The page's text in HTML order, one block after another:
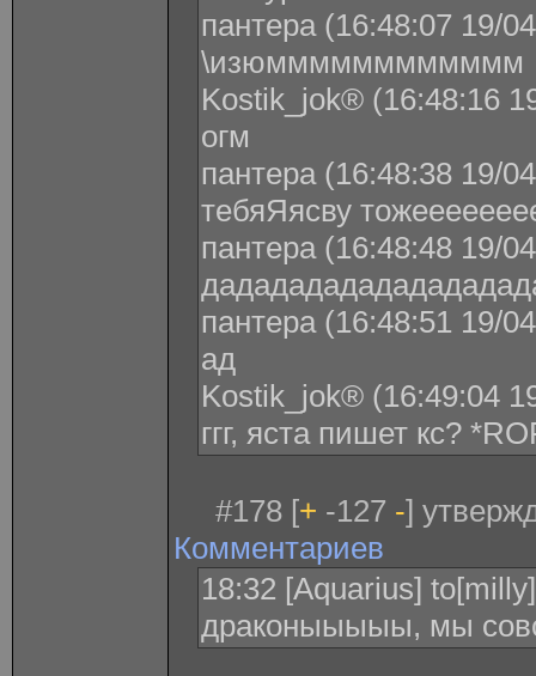
пантера (16:48:07 19/
\изюмммммммммммм
Kostik_jok® (16:48:16
огм
пантера (16:48:38 19/
тебяЯясву
пантера (16:48:48 19/
пантера (16:48:51 19/
ад
Kostik_jok® (16:49:04
ггг, яста пишет кс?
#178 [+ -127 -]
Комментариев
18:32 [Aquarius]
драконыыыыы, мы